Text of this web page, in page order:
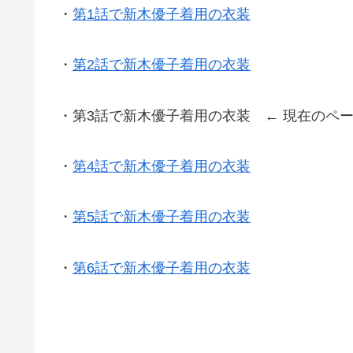
・ 第1話で新木優子着用の衣装
・ 第2話で新木優子着用の衣装
・第3話で新木優子着用の衣装 ← 現在のペ
・ 第4話で新木優子着用の衣装
・ 第5話で新木優子着用の衣装
・ 第6話で新木優子着用の衣装